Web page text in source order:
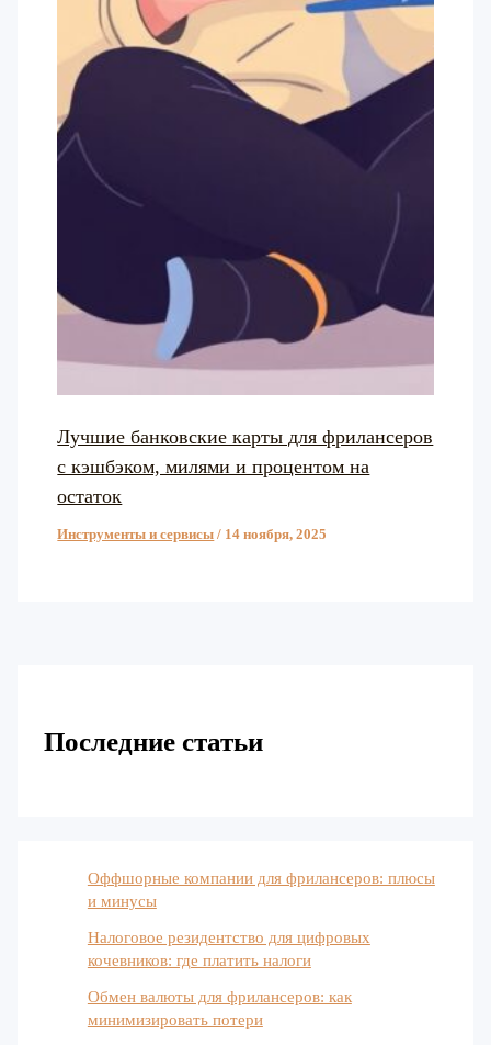
Лучшие банковские карты для фрилансеров
с кэшбэком, милями и процентом на
остаток
Инструменты и сервисы / 14 ноября, 2025
Последние статьи
Оффшорные компании для фрилансеров: плюсы
и минусы
Налоговое резидентство для цифровых
кочевников: где платить налоги
Обмен валюты для фрилансеров: как
минимизировать потери